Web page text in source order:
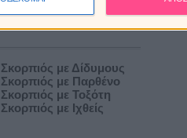
Ζυγός με Ιχθείς
Σκορπιός με Δίδυμους
Σκορπιός με Παρθένο
Σκορπιός με Τοξότη
Σκορπιός με Ιχθείς